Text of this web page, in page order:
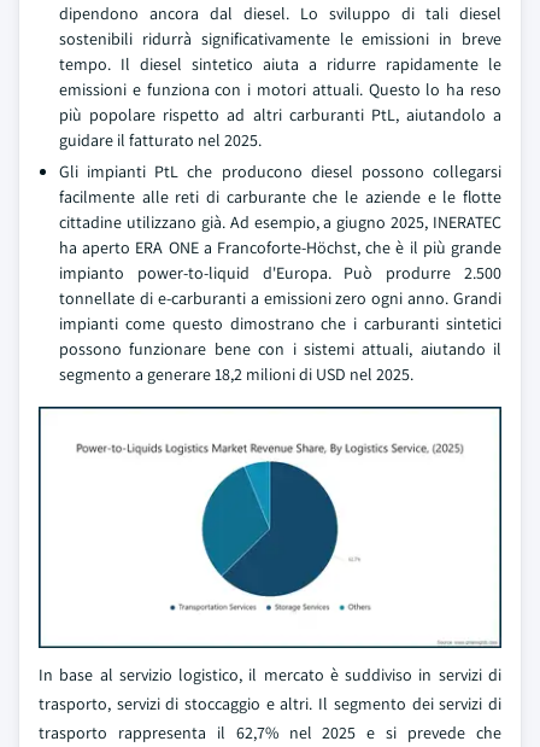
dipendono ancora dal diesel. Lo sviluppo di tali diesel
sostenibili ridurrà significativamente le emissioni in breve
tempo. Il diesel sintetico aiuta a ridurre rapidamente le
emissioni e funziona con i motori attuali. Questo lo ha reso
più popolare rispetto ad altri carburanti PtL, aiutandolo a
guidare il fatturato nel 2025.
Gli impianti PtL che producono diesel possono collegarsi
facilmente alle reti di carburante che le aziende e le flotte
cittadine utilizzano già. Ad esempio, a giugno 2025, INERATEC
ha aperto ERA ONE a Francoforte-Höchst, che è il più grande
impianto power-to-liquid d'Europa. Può produrre 2.500
tonnellate di e-carburanti a emissioni zero ogni anno. Grandi
impianti come questo dimostrano che i carburanti sintetici
possono funzionare bene con i sistemi attuali, aiutando il
segmento a generare 18,2 milioni di USD nel 2025.
In base al servizio logistico, il mercato è suddiviso in servizi di
trasporto, servizi di stoccaggio e altri. Il segmento dei servizi di
trasporto rappresenta il 62,7% nel 2025 e si prevede che